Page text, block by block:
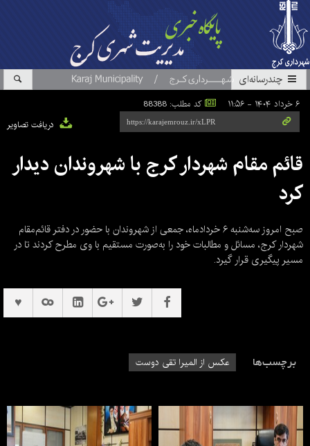
چندرسانه‌ای
۶ خرداد ۱۴۰۴ - ۱۱:۵۶
کد مطلب: 88388
دریافت تصاویر
قائم مقام شهردار کرج با شهروندان دیدار
کرد
صبح امروز سه‌شنبه ۶ خردادماه، جمعی از شهروندان با حضور در دفتر قائم‌مقام
شهردار کرج، مسائل و مطالبات خود را به‌صورت مستقیم با وی مطرح کردند تا در
مسیر پیگیری قرار گیرد.
برچسب‌ها عکس از المیرا تقی دوست